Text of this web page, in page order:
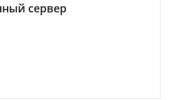
сервер